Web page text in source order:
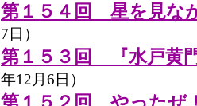
第１５４回 星を見な
7日）
第１５３回 『水戸黄
年12月6日）